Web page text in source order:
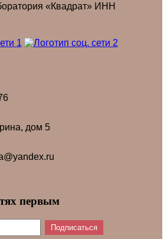
«Квадрат» ИНН
дом 5
первым
Подписаться